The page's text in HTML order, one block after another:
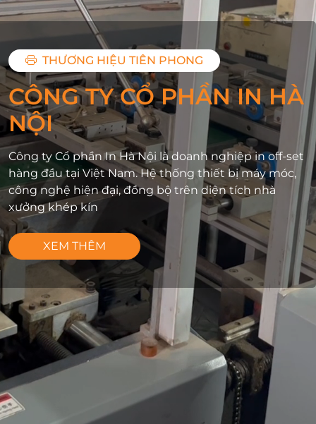
THƯƠNG HIỆU TIÊN PHONG
CÔNG TY CỔ PHẦN IN HÀ
NỘI
Công ty Cổ phần In Hà Nội là doanh nghiệp in off-set
hàng đầu tại Việt Nam. Hệ thống thiết bị máy móc,
công nghệ hiện đại, đồng bộ trên diện tích nhà
xưởng khép kín
XEM THÊM